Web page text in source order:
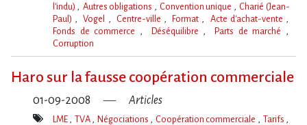
Mot(s)-
l'indu)
Autres obligations Convention unique
Charié (Jean-
Paul)
Vogel Centre-ville Format
Acte d'achat-vente
Fonds de commerce
Déséquilibre
Parts de marché
Corruption
Haro sur la fausse coopération commerciale
01-09-2008 Articles
LME TVA Négociations Coopération commerciale
Tarifs